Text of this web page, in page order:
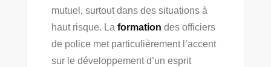
mutuel, surtout dans des situations à
haut risque. La formation des officiers
de police met particulièrement l’accent
sur le développement d’un esprit